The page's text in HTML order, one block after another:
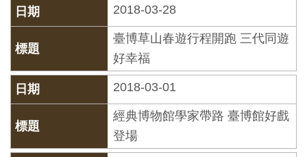
文
典
藏
研
2018-03-28
臺博草山春遊行程開跑 三代同遊
好幸福
2018-03-01
經典博物館學家帶路 臺博館好戲
登場